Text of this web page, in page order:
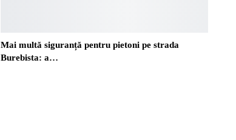
Mai multă siguranță pentru pietoni pe strada
Burebista: a…